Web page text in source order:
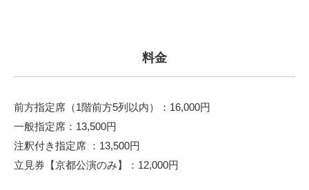
料金
前方指定席（1階前方5列以内）：16,000円
一般指定席：13,500円
注釈付き指定席 ：13,500円
立見券【京都公演のみ】：12,000円